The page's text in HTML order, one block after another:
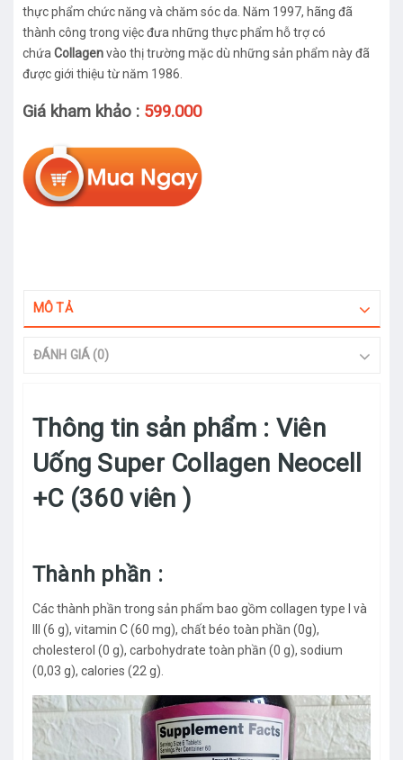
thực phẩm chức năng và chăm sóc da. Năm 1997, hãng đã
thành công trong việc đưa những thực phẩm hỗ trợ có
chứaCollagenvào thị trường mặc dù những sản phẩm này đã
được giới thiệu từ năm 1986.
Giá kham khảo : 599.000
MÔ TẢ
ĐÁNH GIÁ (0)
Thông tin sản phẩm : Viên
Uống Super Collagen Neocell
+C (360 viên )
Thành phần :
Các thành phần trong sản phẩm bao gồm collagen type I và
III (6 g), vitamin C (60 mg), chất béo toàn phần (0g),
cholesterol (0 g), carbohydrate toàn phần (0 g), sodium
(0,03 g), calories (22 g).